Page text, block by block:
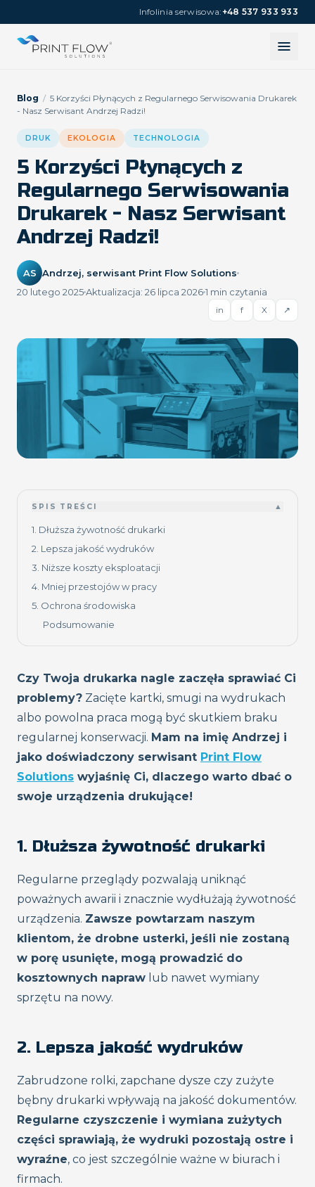
Infolinia serwisowa:+48 537 933 933
Blog / 5 Korzyści Płynących z Regularnego Serwisowania Drukarek
- Nasz Serwisant Andrzej Radzi!
DRUK EKOLOGIA TECHNOLOGIA
5 Korzyści Płynących z
Regularnego Serwisowania
Drukarek - Nasz Serwisant
Andrzej Radzi!
AS Andrzej, serwisant Print Flow Solutions
20 lutego 2025Aktualizacja: 26 lipca 20261 min czytania
in f X ↗
SPIS TREŚCI ▲
1. Dłuższa żywotność drukarki
2. Lepsza jakość wydruków
3. Niższe koszty eksploatacji
4. Mniej przestojów w pracy
5. Ochrona środowiska
Podsumowanie
Czy Twoja drukarka nagle zaczęła sprawiać Ci
problemy? Zacięte kartki, smugi na wydrukach
albo powolna praca mogą być skutkiem braku
regularnej konserwacji. Mam na imię Andrzej i
jako doświadczony serwisant Print Flow
Solutions wyjaśnię Ci, dlaczego warto dbać o
swoje urządzenia drukujące!
1. Dłuższa żywotność drukarki
Regularne przeglądy pozwalają uniknąć
poważnych awarii i znacznie wydłużają żywotność
urządzenia. Zawsze powtarzam naszym
klientom, że drobne usterki, jeśli nie zostaną
w porę usunięte, mogą prowadzić do
kosztownych napraw lub nawet wymiany
sprzętu na nowy.
2. Lepsza jakość wydruków
Zabrudzone rolki, zapchane dysze czy zużyte
bębny drukarki wpływają na jakość dokumentów.
Regularne czyszczenie i wymiana zużytych
części sprawiają, że wydruki pozostają ostre i
wyraźne, co jest szczególnie ważne w biurach i
firmach.